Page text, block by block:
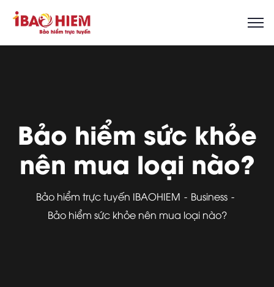
Bảo hiểm sức khỏe
nên mua loại nào?
Bảo hiểm trực tuyến IBAOHIEM
Business
Bảo hiểm sức khỏe nên mua loại nào?